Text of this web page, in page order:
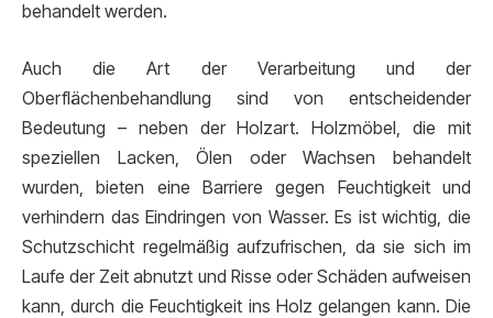
behandelt werden.
Auch die Art der Verarbeitung und der
Oberflächenbehandlung sind von entscheidender
Bedeutung – neben der Holzart. Holzmöbel, die mit
speziellen Lacken, Ölen oder Wachsen behandelt
wurden, bieten eine Barriere gegen Feuchtigkeit und
verhindern das Eindringen von Wasser. Es ist wichtig, die
Schutzschicht regelmäßig aufzufrischen, da sie sich im
Laufe der Zeit abnutzt und Risse oder Schäden aufweisen
kann, durch die Feuchtigkeit ins Holz gelangen kann. Die